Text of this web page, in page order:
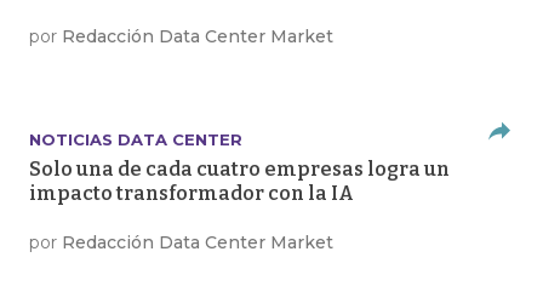
por Redacción Data Center Market
NOTICIAS DATA CENTER
Solo una de cada cuatro empresas logra un
impacto transformador con la IA
por Redacción Data Center Market